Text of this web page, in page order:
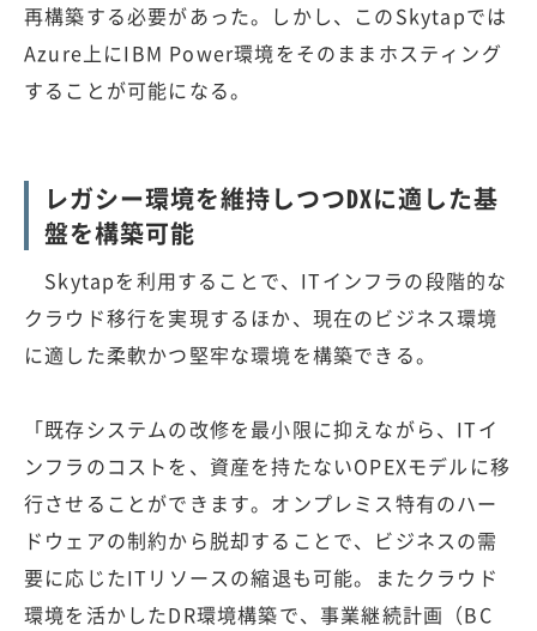
再構築する必要があった。しかし、このSkytapでは
Azure上にIBM Power環境をそのままホスティング
することが可能になる。
レガシー環境を維持しつつDXに適した基
盤を構築可能
Skytapを利用することで、ITインフラの段階的な
クラウド移行を実現するほか、現在のビジネス環境
に適した柔軟かつ堅牢な環境を構築できる。
「既存システムの改修を最小限に抑えながら、ITイ
ンフラのコストを、資産を持たないOPEXモデルに移
行させることができます。オンプレミス特有のハー
ドウェアの制約から脱却することで、ビジネスの需
要に応じたITリソースの縮退も可能。またクラウド
環境を活かしたDR環境構築で、事業継続計画（BC